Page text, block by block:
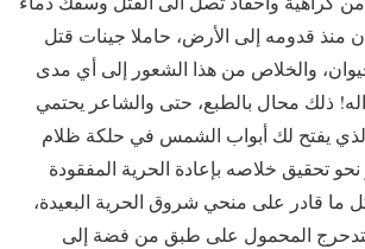
منذ قدومه إلى الأرض، حاملا جينات قتل
والخلاص من هذا الشعور إلى أي مدى
ذلك محال بالطبع، حتى والشاعر يحتمي
الذي يفتح لك أبواب الشمس في حلكة ظلام
نحو تحقيق خلاصه بإعادة الحرية المفقودة
ما قادر على منحي شروق الحرية البعيدة،
المحمول على طبق من فضة إلى